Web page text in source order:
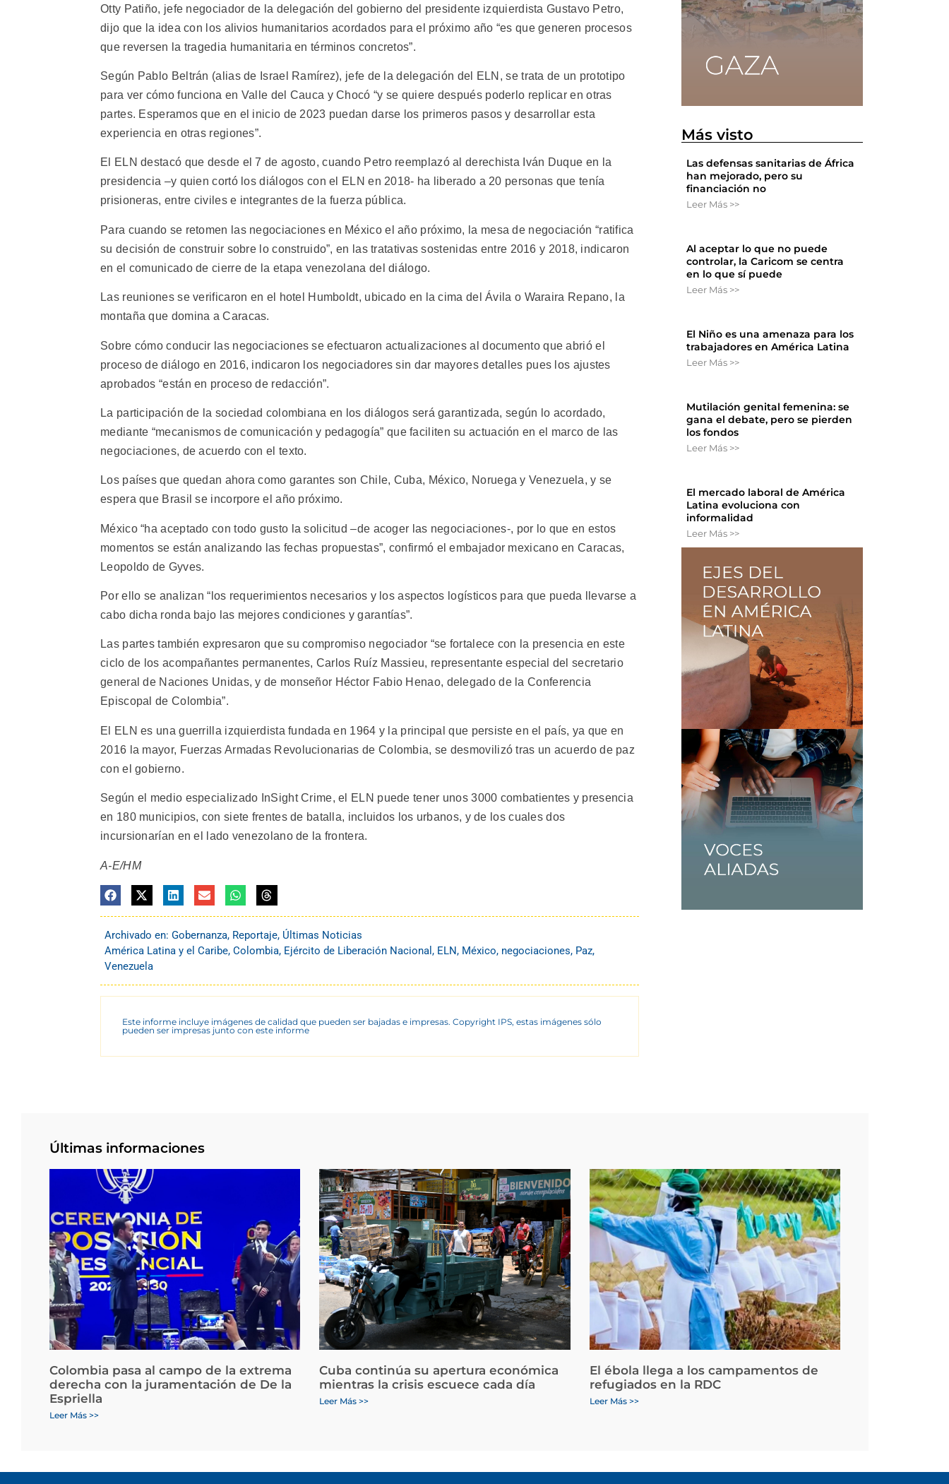
Otty Patiño, jefe negociador de la delegación del gobierno del presidente izquierdista Gustavo Petro,
dijo que la idea con los alivios humanitarios acordados para el próximo año “es que generen procesos
que reversen la tragedia humanitaria en términos concretos”.
Según Pablo Beltrán (alias de Israel Ramírez), jefe de la delegación del ELN, se trata de un prototipo
para ver cómo funciona en Valle del Cauca y Chocó “y se quiere después poderlo replicar en otras
partes. Esperamos que en el inicio de 2023 puedan darse los primeros pasos y desarrollar esta
experiencia en otras regiones”.
El ELN destacó que desde el 7 de agosto, cuando Petro reemplazó al derechista Iván Duque en la
presidencia –y quien cortó los diálogos con el ELN en 2018- ha liberado a 20 personas que tenía
prisioneras, entre civiles e integrantes de la fuerza pública.
Para cuando se retomen las negociaciones en México el año próximo, la mesa de negociación “ratifica
su decisión de construir sobre lo construido”, en las tratativas sostenidas entre 2016 y 2018, indicaron
en el comunicado de cierre de la etapa venezolana del diálogo.
Las reuniones se verificaron en el hotel Humboldt, ubicado en la cima del Ávila o Waraira Repano, la
montaña que domina a Caracas.
Sobre cómo conducir las negociaciones se efectuaron actualizaciones al documento que abrió el
proceso de diálogo en 2016, indicaron los negociadores sin dar mayores detalles pues los ajustes
aprobados “están en proceso de redacción”.
La participación de la sociedad colombiana en los diálogos será garantizada, según lo acordado,
mediante “mecanismos de comunicación y pedagogía” que faciliten su actuación en el marco de las
negociaciones, de acuerdo con el texto.
Los países que quedan ahora como garantes son Chile, Cuba, México, Noruega y Venezuela, y se
espera que Brasil se incorpore el año próximo.
México “ha aceptado con todo gusto la solicitud –de acoger las negociaciones-, por lo que en estos
momentos se están analizando las fechas propuestas”, confirmó el embajador mexicano en Caracas,
Leopoldo de Gyves.
Por ello se analizan “los requerimientos necesarios y los aspectos logísticos para que pueda llevarse a
cabo dicha ronda bajo las mejores condiciones y garantías”.
Las partes también expresaron que su compromiso negociador “se fortalece con la presencia en este
ciclo de los acompañantes permanentes, Carlos Ruíz Massieu, representante especial del secretario
general de Naciones Unidas, y de monseñor Héctor Fabio Henao, delegado de la Conferencia
Episcopal de Colombia”.
El ELN es una guerrilla izquierdista fundada en 1964 y la principal que persiste en el país, ya que en
2016 la mayor, Fuerzas Armadas Revolucionarias de Colombia, se desmovilizó tras un acuerdo de paz
con el gobierno.
Según el medio especializado InSight Crime, el ELN puede tener unos 3000 combatientes y presencia
en 180 municipios, con siete frentes de batalla, incluidos los urbanos, y de los cuales dos
incursionarían en el lado venezolano de la frontera.
A-E/HM
Archivado en: Gobernanza, Reportaje, Últimas Noticias
América Latina y el Caribe, Colombia, Ejército de Liberación Nacional , ELN, México, negociaciones, Paz,
Venezuela
Este informe incluye imágenes de calidad que pueden ser bajadas e impresas. Copyright IPS, estas imágenes sólo
pueden ser impresas junto con este informe
Más visto
Las defensas sanitarias de África
han mejorado, pero su
financiación no
Leer Más >>
Al aceptar lo que no puede
controlar, la Caricom se centra
en lo que sí puede
Leer Más >>
El Niño es una amenaza para los
trabajadores en América Latina
Leer Más >>
Mutilación genital femenina: se
gana el debate, pero se pierden
los fondos
Leer Más >>
El mercado laboral de América
Latina evoluciona con
informalidad
Leer Más >>
Últimas informaciones
Colombia pasa al campo de la extrema
derecha con la juramentación de De la
Espriella
Leer Más >>
Cuba continúa su apertura económica
mientras la crisis escuece cada día
Leer Más >>
El ébola llega a los campamentos de
refugiados en la RDC
Leer Más >>